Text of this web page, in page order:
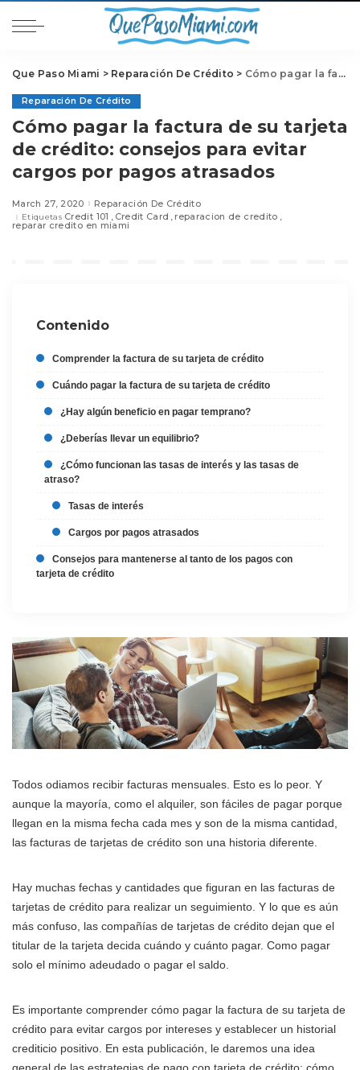
Que Paso Miami > Reparación De Crédito > Cómo pagar la factura de su tarjeta de crédito: consejos para evitar cargos por pagos atrasados
Reparación De Crédito
Cómo pagar la factura de su tarjeta
de crédito: consejos para evitar
cargos por pagos atrasados
March 27, 2020 Reparación De Crédito
Etiquetas Credit 101 Credit Card reparacion de credito
reparar credito en miami
Contenido
Comprender la factura de su tarjeta de crédito
Cuándo pagar la factura de su tarjeta de crédito
¿Hay algún beneficio en pagar temprano?
¿Deberías llevar un equilibrio?
¿Cómo funcionan las tasas de interés y las tasas de
atraso?
Tasas de interés
Cargos por pagos atrasados
Consejos para mantenerse al tanto de los pagos con
tarjeta de crédito
Todos odiamos recibir facturas mensuales. Esto es lo peor. Y
aunque la mayoría, como el alquiler, son fáciles de pagar porque
llegan en la misma fecha cada mes y son de la misma cantidad,
las facturas de tarjetas de crédito son una historia diferente.
Hay muchas fechas y cantidades que figuran en las facturas de
tarjetas de crédito para realizar un seguimiento. Y lo que es aún
más confuso, las compañías de tarjetas de crédito dejan que el
titular de la tarjeta decida cuándo y cuánto pagar. Como pagar
solo el mínimo adeudado o pagar el saldo.
Es importante comprender cómo pagar la factura de su tarjeta de
crédito para evitar cargos por intereses y establecer un historial
crediticio positivo. En esta publicación, le daremos una idea